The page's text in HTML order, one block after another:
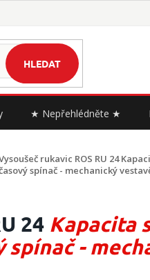
HLEDAT
★ Nepřehlédněte ★
rukavic ROS RU 24
spínač - mechanický
24 Kapacita
spínač -